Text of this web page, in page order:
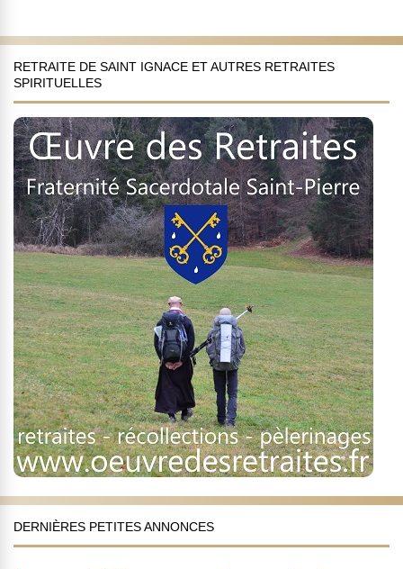
RETRAITE DE SAINT IGNACE ET AUTRES RETRAITES
SPIRITUELLES
DERNIÈRES PETITES ANNONCES